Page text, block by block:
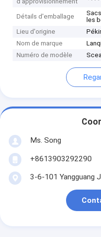
Détails d'emballage
les
Lieu d'origine
Nom de marque
Numéro de modèle
Ms. Song
+8613903292290
3-6-101 Yangguang